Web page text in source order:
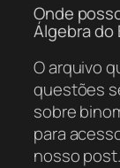
Onde
Álgebra do
O arquivo
questões
sobre
para
nosso post.